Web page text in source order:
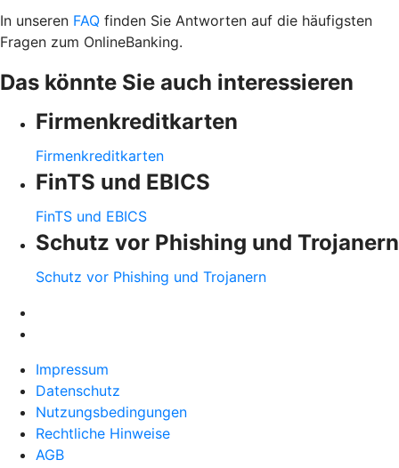
In unseren FAQ finden Sie Antworten auf die häufigsten
Fragen zum OnlineBanking.
Das könnte Sie auch interessieren
Firmenkreditkarten
Firmenkreditkarten
FinTS und EBICS
FinTS und EBICS
Schutz vor Phishing und Trojanern
Schutz vor Phishing und Trojanern
Impressum
Datenschutz
Nutzungsbedingungen
Rechtliche Hinweise
AGB